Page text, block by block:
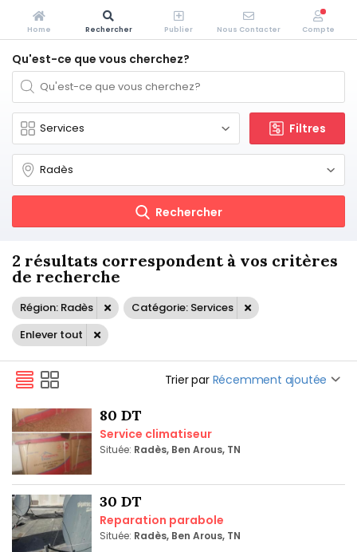
Qu'est-ce que vous cherchez?
Filtres
Rechercher
2 résultats correspondent à vos critères
de recherche
Région: Radès
Catégorie: Services
Enlever tout
Trier par Récemment ajoutée
80 DT
Service climatiseur
Située: Radès, Ben Arous, TN
30 DT
Reparation parabole
Située: Radès, Ben Arous, TN
Home Rechercher Publier Nous Contacter Compte